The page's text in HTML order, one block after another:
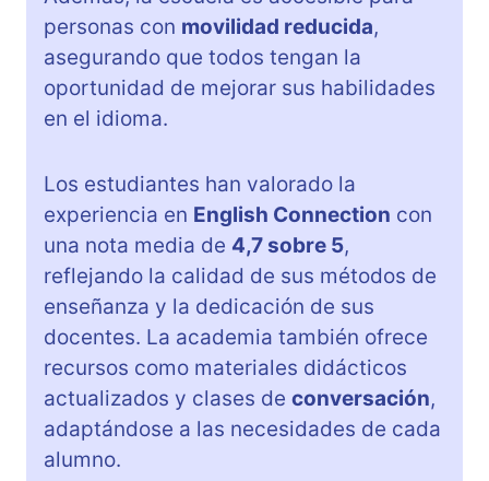
personas con movilidad reducida,
asegurando que todos tengan la
oportunidad de mejorar sus habilidades
en el idioma.
Los estudiantes han valorado la
experiencia en English Connection con
una nota media de 4,7 sobre 5,
reflejando la calidad de sus métodos de
enseñanza y la dedicación de sus
docentes. La academia también ofrece
recursos como materiales didácticos
actualizados y clases de conversación,
adaptándose a las necesidades de cada
alumno.